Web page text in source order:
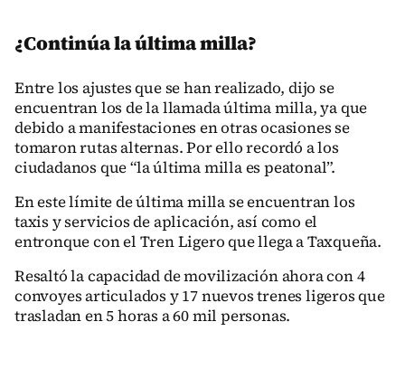
¿Continúa la última milla?
Entre los ajustes que se han realizado, dijo se
encuentran los de la llamada última milla, ya que
debido a manifestaciones en otras ocasiones se
tomaron rutas alternas. Por ello recordó a los
ciudadanos que “la última milla es peatonal”.
En este límite de última milla se encuentran los
taxis y servicios de aplicación, así como el
entronque con el Tren Ligero que llega a Taxqueña.
Resaltó la capacidad de movilización ahora con 4
convoyes articulados y 17 nuevos trenes ligeros que
trasladan en 5 horas a 60 mil personas.